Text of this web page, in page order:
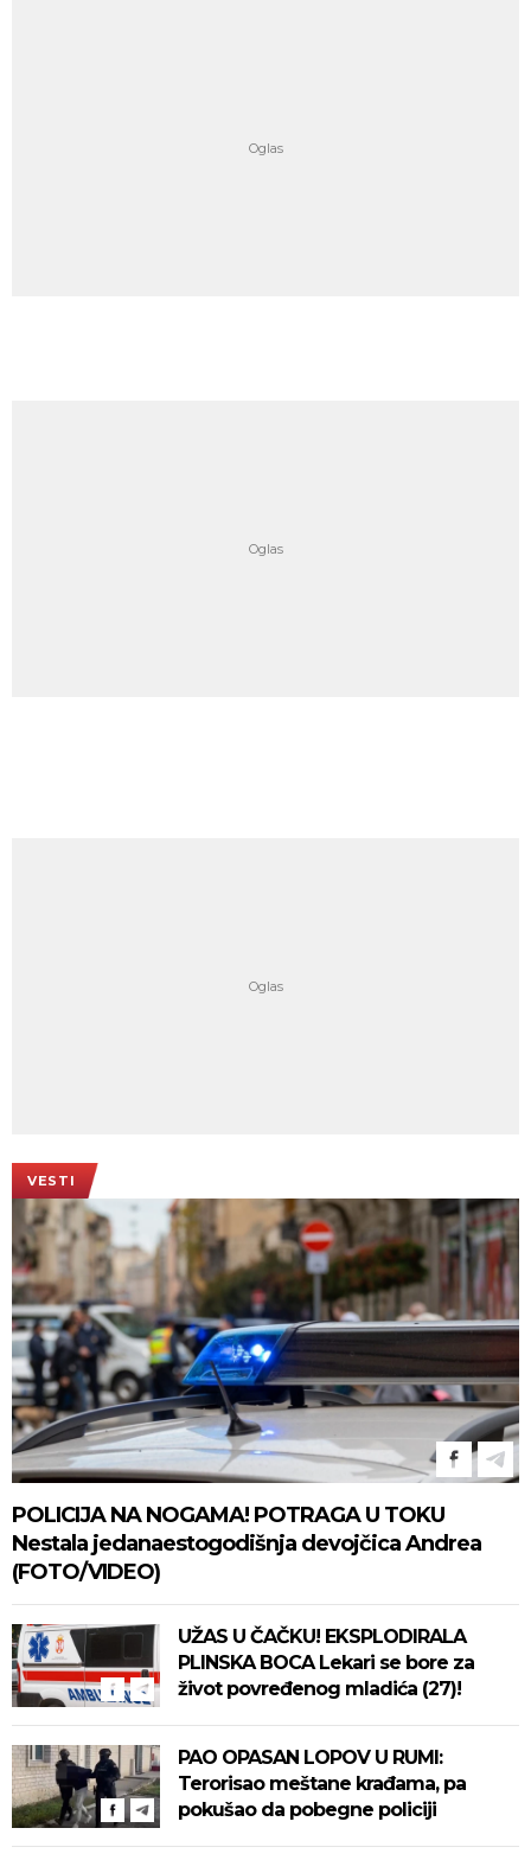
VESTI
POLICIJA NA NOGAMA! POTRAGA U TOKU
Nestala jedanaestogodišnja devojčica Andrea
(FOTO/VIDEO)
UŽAS U ČAČKU! EKSPLODIRALA
PLINSKA BOCA Lekari se bore za
život povređenog mladića (27)!
PAO OPASAN LOPOV U RUMI:
Terorisao meštane krađama, pa
pokušao da pobegne policiji